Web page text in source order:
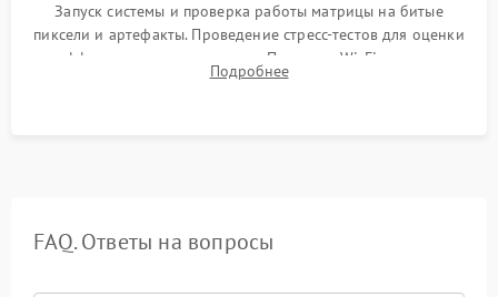
Запуск системы и проверка работы матрицы на битые
пиксели и артефакты. Проведение стресс-тестов для оценки
эффективности охлаждения. Проверка Wi-Fi, камеры,
микрофона и всех портов перед выдачей устройства.
Подробнее
FAQ. Ответы на вопросы